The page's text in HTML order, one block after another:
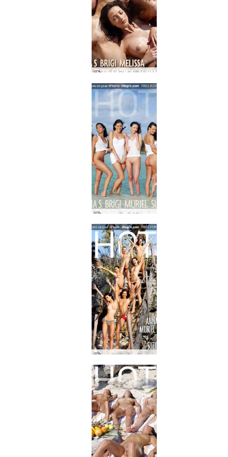
एना एस ब्रिगी मेलिसा सुजी सुजी कैरिना फॉर्मेशन
एना एस ब्रिगी म्यूरियल मेलिसा सूजी और सूजी कैरिना सनराइज